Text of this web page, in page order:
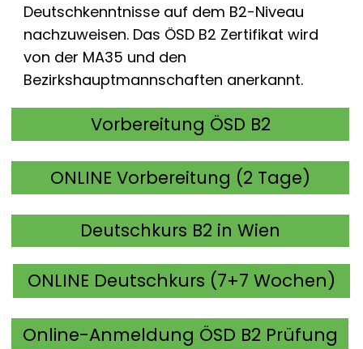
Deutschkenntnisse auf dem B2-Niveau
nachzuweisen. Das ÖSD B2 Zertifikat wird
von der MA35 und den
Bezirkshauptmannschaften anerkannt.
Vorbereitung ÖSD B2
ONLINE Vorbereitung (2 Tage)
Deutschkurs B2 in Wien
ONLINE Deutschkurs (7+7 Wochen)
Online-Anmeldung ÖSD B2 Prüfung